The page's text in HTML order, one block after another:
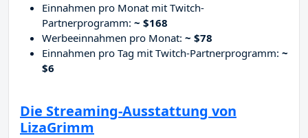
Einnahmen pro Monat mit Twitch-
Partnerprogramm: ~ $168
Werbeeinnahmen pro Monat: ~ $78
Einnahmen pro Tag mit Twitch-Partnerprogramm: ~
$6
Die Streaming-Ausstattung von
LizaGrimm